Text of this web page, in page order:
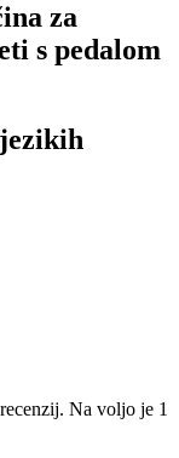
za
s pedalom
Na voljo je 1